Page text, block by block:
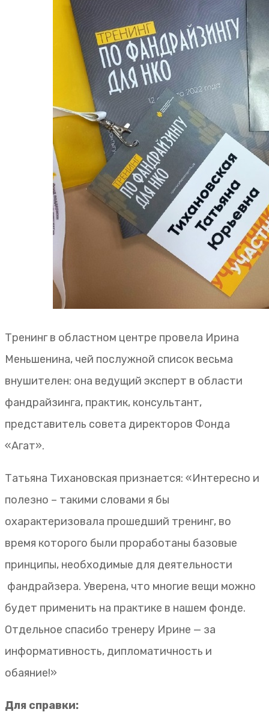
Тренинг в областном центре провела Ирина
Меньшенина, чей послужной список весьма
внушителен: она ведущий эксперт в области
фандрайзинга, практик, консультант,
представитель совета директоров Фонда
«Агат».
Татьяна Тихановская признается: «Интересно и
полезно – такими словами я бы
охарактеризовала прошедший тренинг, во
время которого были проработаны базовые
принципы, необходимые для деятельности
фандрайзера. Уверена, что многие вещи можно
будет применить на практике в нашем фонде.
Отдельное спасибо тренеру Ирине — за
информативность, дипломатичность и
обаяние!»
Для справки: